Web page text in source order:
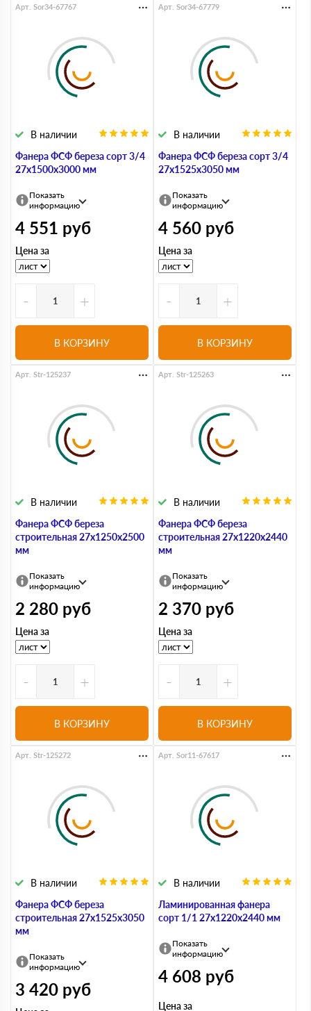
Фанера ФСФ береза сорт 3/4
27х1500х3000 мм
В наличии
Арт. Sor34-67767
Показать
информацию
4 551 руб
Цена за
- +
В КОРЗИНУ
Фанера ФСФ береза сорт 3/4
27х1525х3050 мм
В наличии
Арт. Sor34-67779
Показать
информацию
4 560 руб
Цена за
- +
В КОРЗИНУ
Фанера ФСФ береза
строительная 27х1250х2500
мм
В наличии
Арт. Str-125237
Показать
информацию
2 280 руб
Цена за
- +
В КОРЗИНУ
Фанера ФСФ береза
строительная 27х1220х2440
мм
В наличии
Арт. Str-125263
Показать
информацию
2 370 руб
Цена за
- +
В КОРЗИНУ
Фанера ФСФ береза
строительная 27х1525х3050
мм
В наличии
Арт. Str-125272
Показать
информацию
3 420 руб
Ламинированная фанера
сорт 1/1 27х1220х2440 мм
В наличии
Арт. Sor11-67617
Показать
информацию
4 608 руб
Цена за